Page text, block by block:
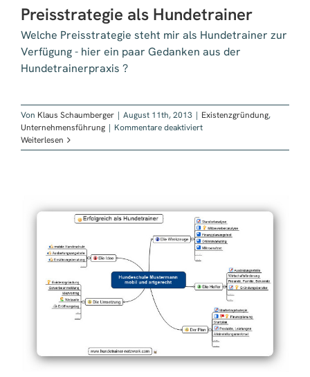
Preisstrategie als Hundetrainer
Welche Preisstrategie steht mir als Hundetrainer zur
Verfügung - hier ein paar Gedanken aus der
Hundetrainerpraxis ?
Von Klaus Schaumberger | August 11th, 2013 | Existenzgründung,
Unternehmensführung | Kommentare deaktiviertfür
als
Weiterlesen